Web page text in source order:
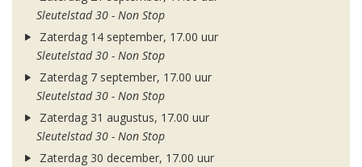
Sleutelstad 30 - Non Stop
Zaterdag 14 september, 17.00 uur
Sleutelstad 30 - Non Stop
Zaterdag 7 september, 17.00 uur
Sleutelstad 30 - Non Stop
Zaterdag 31 augustus, 17.00 uur
Sleutelstad 30 - Non Stop
Zaterdag 30 december, 17.00 uur